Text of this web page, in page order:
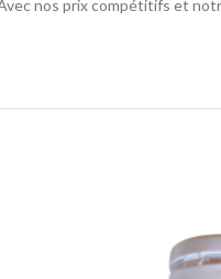
nos prix compétitifs et